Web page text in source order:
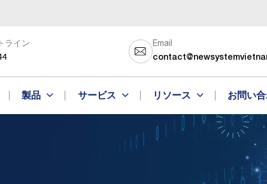
ライン Email
製品 サービス リソース お問い